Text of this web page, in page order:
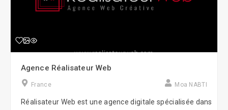
Agence Réalisateur Web
France Moa NABTI
Réalisateur Web est une agence digitale spécialisée dans